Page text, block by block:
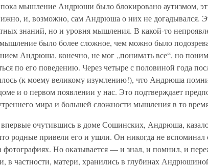
мышление Андрюши было блокировано аутизмом,
и, возможно, сам Андрюша о них не догадывался.
знаний, но и уровня мышления. В какой-то
было более сложное, чем можно было
Андрюша, конечно, не мог „понимать все“, но
по его поведению. Через четыре с половиной года
(к моему великому изумлению!), что Андрюша
и о первом появлении у нас. Это подтверждает
мира и большей сложности мышления в то
очутившись в доме Сошинских, Андрюша,
родные привели его и ушли. Он никогда не вспоминал
фотографиях. Но оказывается — и знал, и помнил, и
в частности, матери, хранились в глубинах